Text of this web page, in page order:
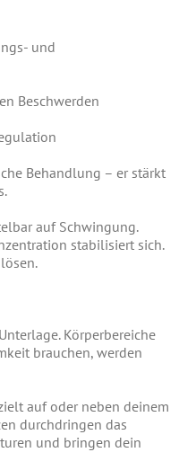
und
Beschwerden
Behandlung – er stärkt
auf Schwingung.
stabilisiert sich.
Körperbereiche
brauchen, werden
auf oder neben deinem
durchdringen das
und bringen dein